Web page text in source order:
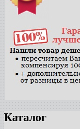
Каталог